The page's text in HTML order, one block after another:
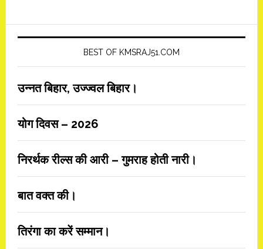
BEST OF KMSRAJ51.COM
उन्नत बिहार, उज्ज्वल बिहार।
योग दिवस – 2026
निरर्थक रील्स की आरी – गुमराह होती नारी।
बात वक्त की।
तिरंगा का करें सम्मान।